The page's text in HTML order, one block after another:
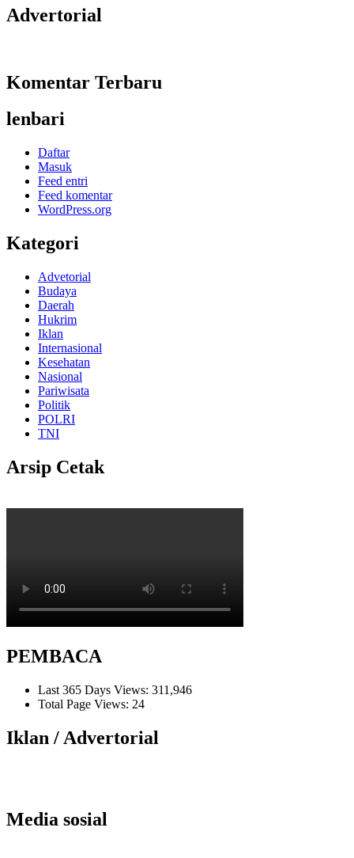
Advertorial
Komentar Terbaru
lenbari
Daftar
Masuk
Feed entri
Feed komentar
WordPress.org
Kategori
Advetorial
Budaya
Daerah
Hukrim
Iklan
Internasional
Kesehatan
Nasional
Pariwisata
Politik
POLRI
TNI
Arsip Cetak
PEMBACA
Last 365 Days Views: 311,946
Total Page Views: 24
Iklan / Advertorial
Media sosial